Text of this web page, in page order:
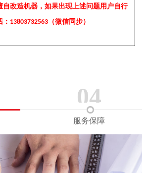
自改造机器，如果出现上述问题用户自行
13803732563 （微信同步）
04
服务保障